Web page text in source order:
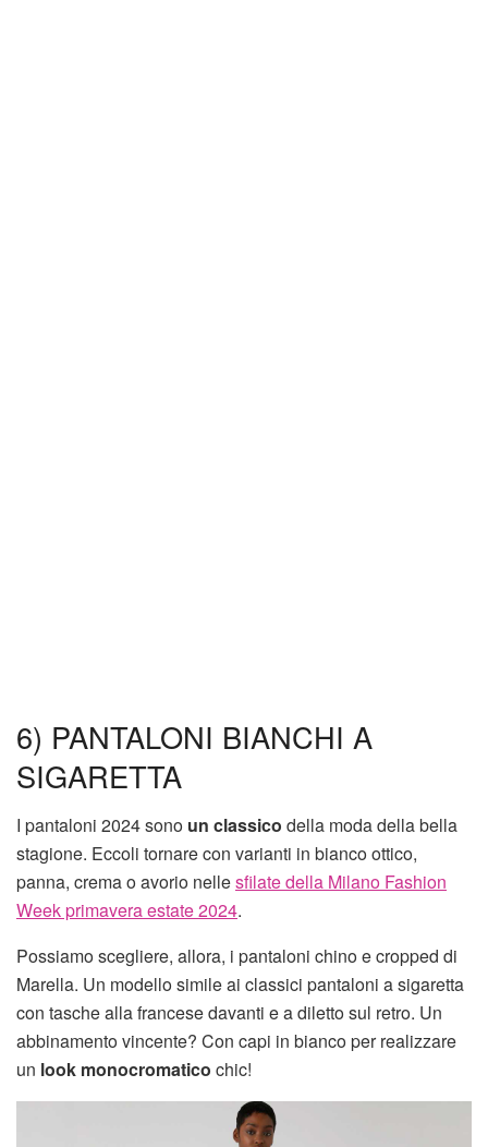
6) PANTALONI BIANCHI A
SIGARETTA
I pantaloni 2024 sono un classico della moda della bella
stagione. Eccoli tornare con varianti in bianco ottico,
panna, crema o avorio nellesfilate della Milano Fashion
Week primavera estate 2024.
Possiamo scegliere, allora, i pantaloni chino e cropped di
Marella. Un modello simile ai classici pantaloni a sigaretta
con tasche alla francese davanti e a diletto sul retro. Un
abbinamento vincente? Con capi in bianco per realizzare
un look monocromatico chic!